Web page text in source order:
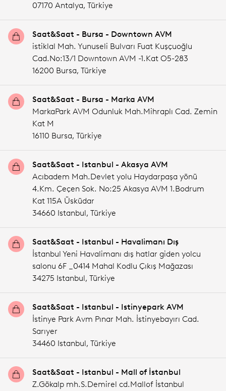
07170 Antalya, Türkiye
Saat&Saat - Bursa - Downtown AVM
istiklal Mah. Yunuseli Bulvarı Fuat Kuşçuoğlu
Cad.No:13/1 Downtown AVM -1.Kat O5-283
16200 Bursa, Türkiye
Saat&Saat - Bursa - Marka AVM
MarkaPark AVM Odunluk Mah.Mihraplı Cad. Zemin
Kat M
16110 Bursa, Türkiye
Saat&Saat - Istanbul - Akasya AVM
Acıbadem Mah.Devlet yolu Haydarpaşa yönü
4.Km. Çeçen Sok. No:25 Akasya AVM 1.Bodrum
Kat 115A Üsküdar
34660 Istanbul, Türkiye
Saat&Saat - Istanbul - Havalimanı Dış
İstanbul Yeni Havalimanı dış hatlar giden yolcu
salonu 6F _0414 Mahal Kodlu Çıkış Mağazası
34275 Istanbul, Türkiye
Saat&Saat - Istanbul - Istinyepark AVM
İstinye Park Avm Pınar Mah. İstinyebayırı Cad.
Sarıyer
34460 Istanbul, Türkiye
Saat&Saat - Istanbul - Mall of İstanbul
Z.Gökalp mh.S.Demirel cd.Mallof İstanbul